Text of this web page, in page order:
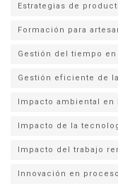
Estrategias de
Formación para
Gestión del tiempo
Gestión eficiente de
Impacto ambiental en
Impacto de la
Impacto del trabajo
Innovación en